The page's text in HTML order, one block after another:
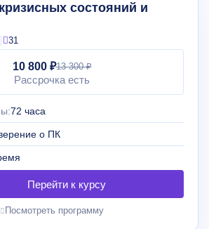
состояний и
31
10 800 ₽13 300 ₽
Рассрочка есть
72 часа
о ПК
Посмотреть программу